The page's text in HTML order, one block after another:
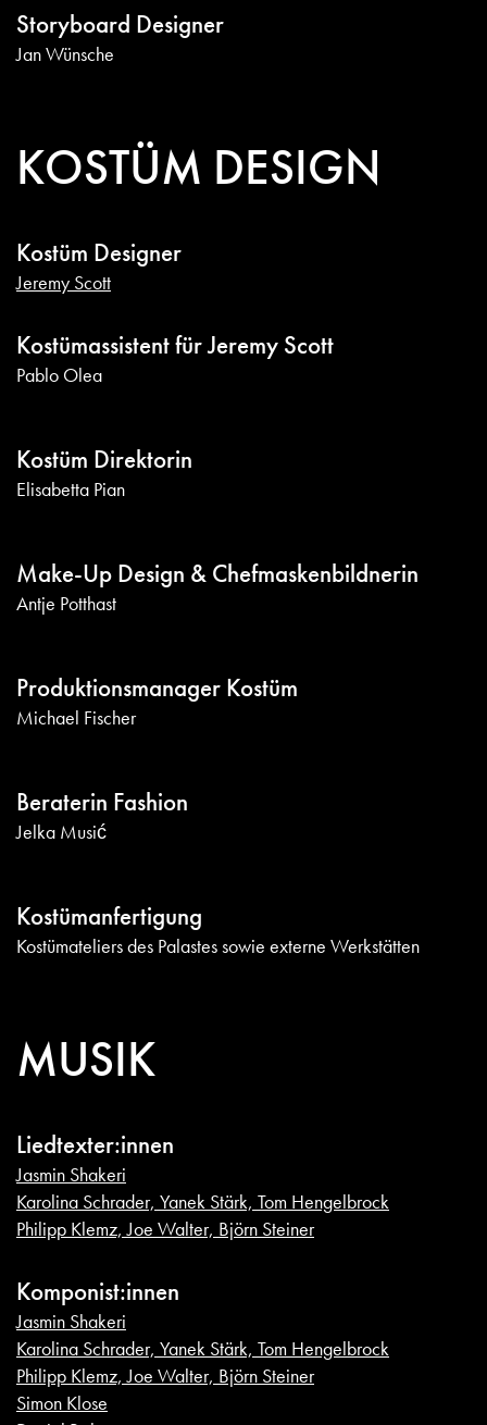
Storyboard Designer
Jan Wünsche
KOSTÜM DESIGN
Kostüm Designer
Jeremy Scott
Kostümassistent für Jeremy Scott
Pablo Olea
Kostüm Direktorin
Elisabetta Pian
Make-Up Design & Chefmaskenbildnerin
Antje Potthast
Produktionsmanager Kostüm
Michael Fischer
Beraterin Fashion
Jelka Musić
Kostümanfertigung
Kostümateliers des Palastes sowie externe Werkstätten
MUSIK
Liedtexter:innen
Jasmin Shakeri
Karolina Schrader, Yanek Stärk, Tom Hengelbrock
Philipp Klemz, Joe Walter, Björn Steiner
Komponist:innen
Jasmin Shakeri
Karolina Schrader, Yanek Stärk, Tom Hengelbrock
Philipp Klemz, Joe Walter, Björn Steiner
Simon Klose